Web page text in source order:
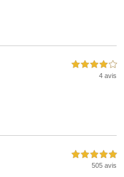
4,0 étoiles sur 5
4 avis
5,0 étoiles sur 5
505 avis